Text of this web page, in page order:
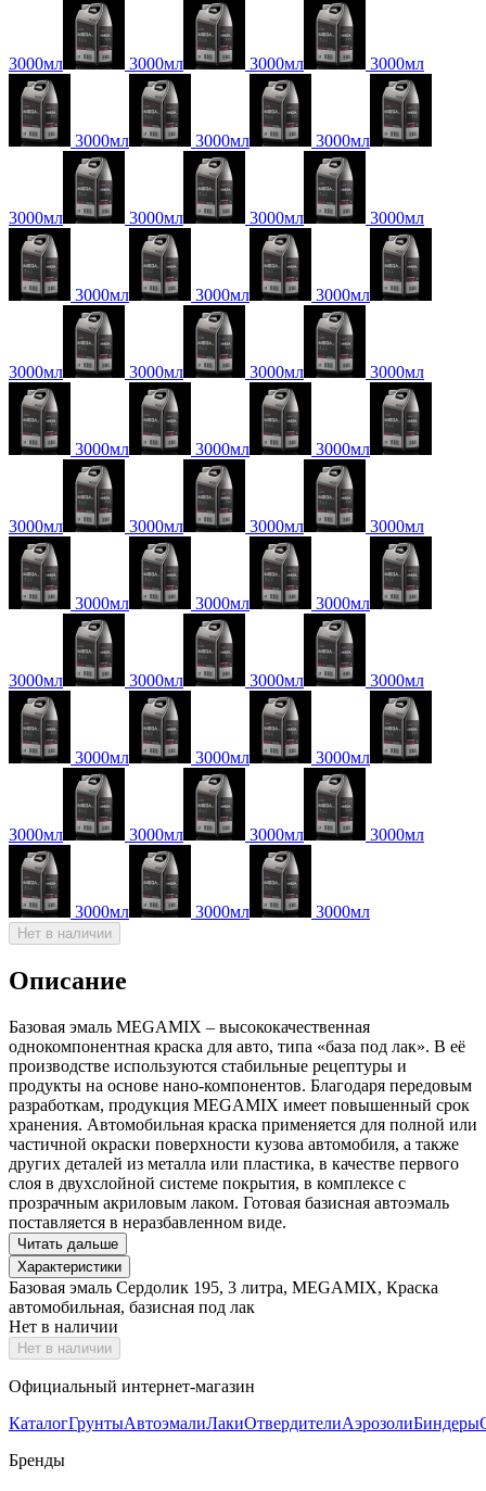
3000мл 3000мл 3000мл 3000мл
3000мл 3000мл 3000мл
3000мл 3000мл 3000мл 3000мл
3000мл 3000мл 3000мл
3000мл 3000мл 3000мл 3000мл
3000мл 3000мл 3000мл
3000мл 3000мл 3000мл 3000мл
3000мл 3000мл 3000мл
3000мл 3000мл 3000мл 3000мл
3000мл 3000мл 3000мл
3000мл 3000мл 3000мл 3000мл
3000мл 3000мл 3000мл
Нет в наличии
Описание
Базовая эмаль MEGAMIX – высококачественная
однокомпонентная краска для авто, типа «база под лак». В её
производстве используются стабильные рецептуры и
продукты на основе нано-компонентов. Благодаря передовым
разработкам, продукция MEGAMIX имеет повышенный срок
хранения. Автомобильная краска применяется для полной или
частичной окраски поверхности кузова автомобиля, а также
других деталей из металла или пластика, в качестве первого
слоя в двухслойной системе покрытия, в комплексе с
прозрачным акриловым лаком. Готовая базисная автоэмаль
поставляется в неразбавленном виде.
Читать дальше
Характеристики
Базовая эмаль Сердолик 195, 3 литра, MEGAMIX, Краска
автомобильная, базисная под лак
Нет в наличии
Нет в наличии
Официальный интернет-магазин
КаталогГрунтыАвтоэмалиЛакиОтвердителиАэрозолиБиндеры
Бренды